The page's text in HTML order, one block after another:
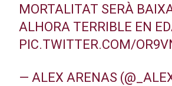
MORTALITAT SERÀ
ALHORA TERRIBLE EN
PIC.TWITTER.COM/
— ALEX ARENAS